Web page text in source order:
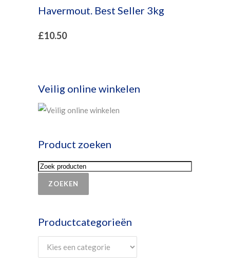
Havermout. Best Seller 3kg
£10.50
Veilig online winkelen
Product zoeken
ZOEKEN
Productcategorieën